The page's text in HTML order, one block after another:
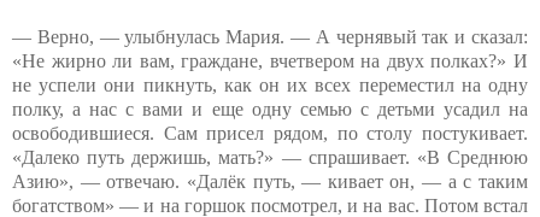
— Верно, — улыбнулась Мария. — А чернявый так и сказал:
«Не жирно ли вам, граждане, вчетвером на двух полках?» И
не успели они пикнуть, как он их всех переместил на одну
полку, а нас с вами и еще одну семью с детьми усадил на
освободившиеся. Сам присел рядом, по столу постукивает.
«Далеко путь держишь, мать?» — спрашивает. «В Среднюю
Азию», — отвечаю. «Далёк путь, — кивает он, — а с таким
богатством» — и на горшок посмотрел, и на вас. Потом встал